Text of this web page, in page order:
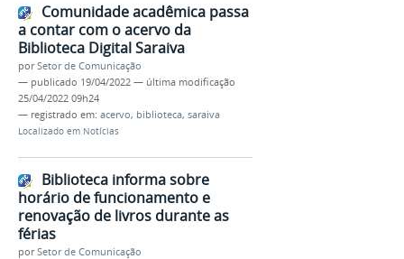
Comunidade acadêmica passa
a contar com o acervo da
Biblioteca Digital Saraiva
porSetor de Comunicação
— publicado 19/04/2022 — última modificação
25/04/2022 09h24
— registrado em: acervo, biblioteca, saraiva
Localizado em Notícias
Biblioteca informa sobre
horário de funcionamento e
renovação de livros durante as
férias
porSetor de Comunicação